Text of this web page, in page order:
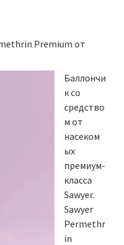
Premium от
Баллончи
к со
средство
м от
насеком
ых
премиум-
класса
Sawyer.
Sawyer
Permethr
in